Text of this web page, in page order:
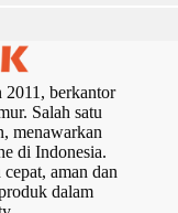
berkantor
Salah satu
menawarkan
di Indonesia.
aman dan
dalam